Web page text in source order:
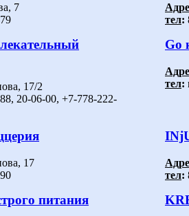
7
тел:
17/2
20-06-00, +7-778-222-
Go
тел:
17
тел:
питания